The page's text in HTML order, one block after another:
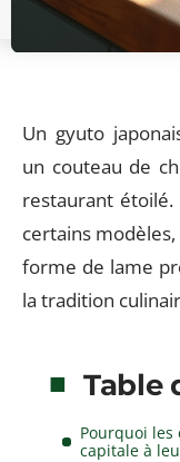
Un gyuto
un couteau de
restaurant étoilé.
certains
forme de lame
la tradition
Table
Pourquoi
capitale à